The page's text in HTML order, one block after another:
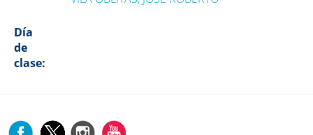
Día
de
clase: